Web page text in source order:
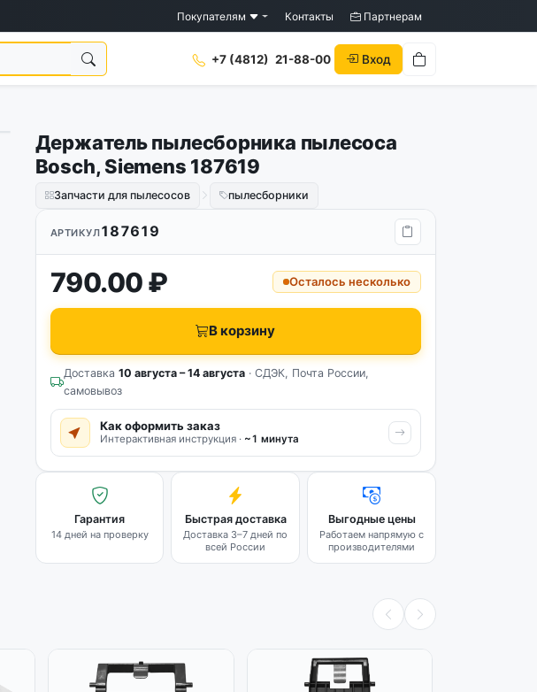
Покупателям Контакты Партнерам
+7 (4812) 21-88-00 Вход
Держатель пылесборника пылесоса
Bosch, Siemens 187619
Запчасти для пылесосов пылесборники
АРТИКУЛ187619
790.00 ₽ Осталось несколько
В корзину
Доставка 10 августа – 14 августа· СДЭК, Почта России,
самовывоз
Как оформить заказ
Интерактивная инструкция · ~1 минута
Гарантия
14 дней на проверку
Быстрая доставка
Доставка 3–7 дней по
всей России
Выгодные цены
Работаем напрямую с
производителями